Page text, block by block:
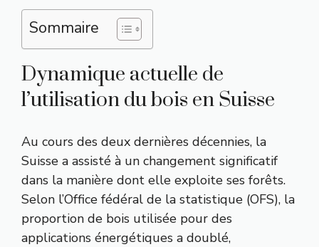
Sommaire
Dynamique actuelle de
l’utilisation du bois en Suisse
Au cours des deux dernières décennies, la
Suisse a assisté à un changement significatif
dans la manière dont elle exploite ses forêts.
Selon l’Office fédéral de la statistique (OFS), la
proportion de bois utilisée pour des
applications énergétiques a doublé,